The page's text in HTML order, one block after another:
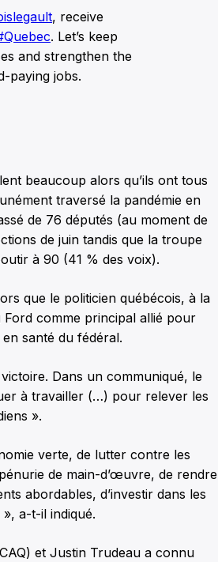
, receive
. Let’s keep
and strengthen the
paying jobs.
beaucoup alors qu’ils ont tous
traversé la pandémie en
de 76 députés (au moment de
de juin tandis que la troupe
à 90 (41 % des voix).
que le politicien québécois, à la
comme principal allié pour
santé du fédéral.
Dans un communiqué, le
à travailler (…) pour relever les
».
verte, de lutter contre les
de main-d’œuvre, de rendre
abordables, d’investir dans les
a-t-il indiqué.
et Justin Trudeau a connu